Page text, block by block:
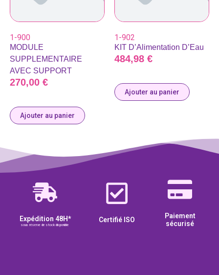
1-900
MODULE
SUPPLEMENTAIRE
AVEC SUPPORT
270,00 €
Ajouter au panier
1-902
KIT D’Alimentation D’Eau
484,98 €
Ajouter au panier
Expédition 48H*
sous réserve de stock disponible
Certifié ISO
Paiement
sécurisé